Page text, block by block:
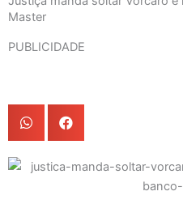
Master
PUBLICIDADE